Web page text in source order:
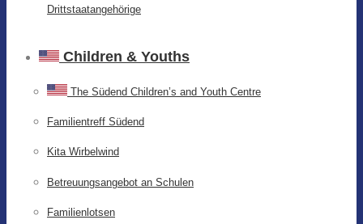
Drittstaatangehörige
Children & Youths
The Südend Children’s and Youth Centre
Familientreff Südend
Kita Wirbelwind
Betreuungsangebot an Schulen
Familienlotsen